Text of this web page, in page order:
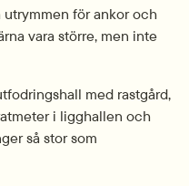
för ankor och
vara större, men inte
med rastgård,
i ligghallen och
så stor som